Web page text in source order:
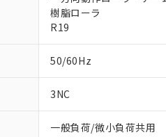
樹脂ローラ
R19
50/60Hz
3NC
一般負荷/微小負荷共用